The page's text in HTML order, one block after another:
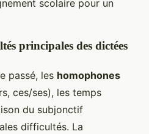
scolaire pour un
principales des dictées
passé, les homophones
ces/ses), les temps
du subjonctif
difficultés. La